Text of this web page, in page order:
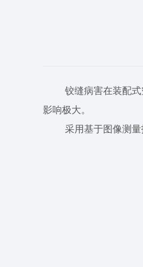
铰缝病害在装配
影响极大。
采用基于图像测